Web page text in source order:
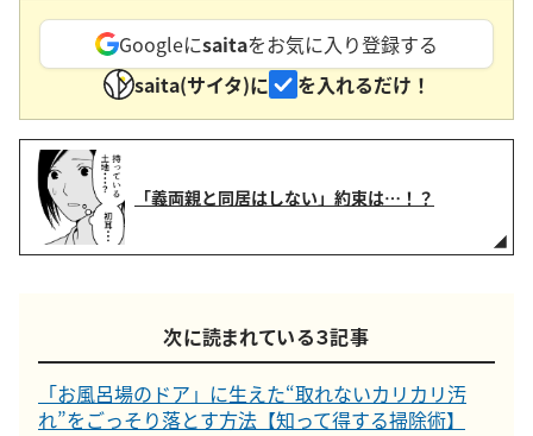
Googleにsaitaをお気に入り登録する
saita(サイタ)に
を入れるだけ！
「義両親と同居はしない」約束は…！？
次に読まれている３記事
「お風呂場のドア」に生えた“取れないカリカリ汚
れ”をごっそり落とす方法【知って得する掃除術】